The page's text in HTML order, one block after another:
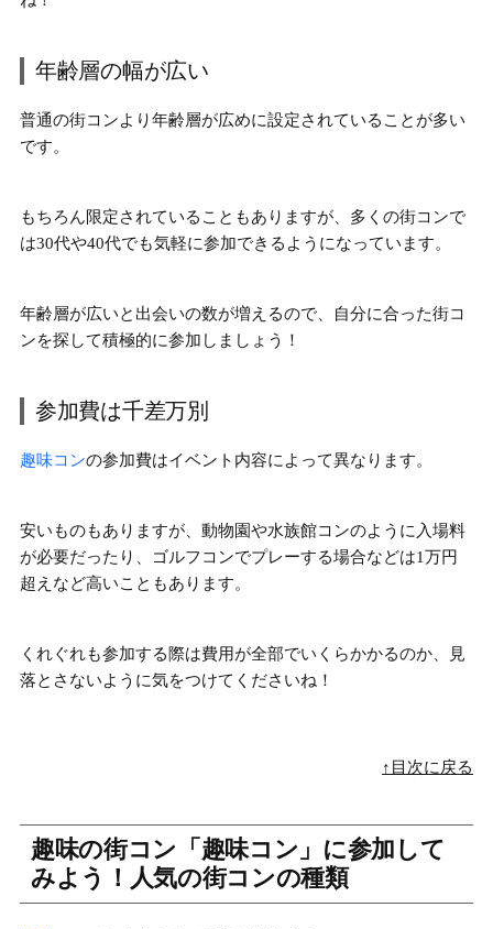
年齢層の幅が広い
普通の街コンより年齢層が広めに設定されていることが多い
です。
もちろん限定されていることもありますが、多くの街コンで
は30代や40代でも気軽に参加できる ようになっています。
年齢層が広いと出会いの数が増えるので、自分に合った街コ
ンを探して積極的に参加しましょう！
参加費は千差万別
趣味コンの参加費はイベント内容によって異なります。
安いものもありますが、動物園や水族館コンのように入場料
が必要だったり、
ゴルフコンでプレーする場合などは1万円
超え など高いこともあります。
くれぐれも参加する際は費用が全部でいくらかかるのか、見
落とさないように気をつけてくださいね！
↑目次に戻る
趣味の街コン「趣味コン」に参加して
みよう！人気の街コンの種類